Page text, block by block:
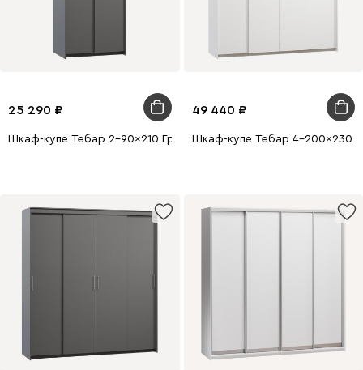
25 290
Шкаф-купе Тебар 2-90x210 Графитовый без зеркал
49 440
Шкаф-купе Тебар 4-200x230